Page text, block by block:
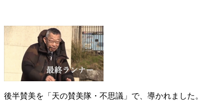
後半賛美を「天の賛美隊・不思議」で、導かれました。